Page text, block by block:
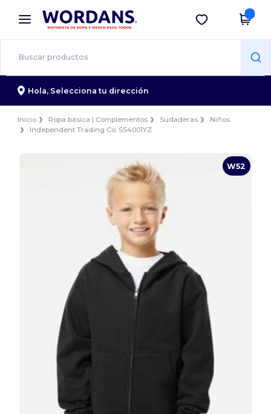
× App de Wordans
¡Mejores precios en app!
Descargar app
Hola, Selecciona tu dirección
Inicio Ropa básica | Complementos Sudaderas
Niños
Independent Trading Co. SS4001YZ
W52